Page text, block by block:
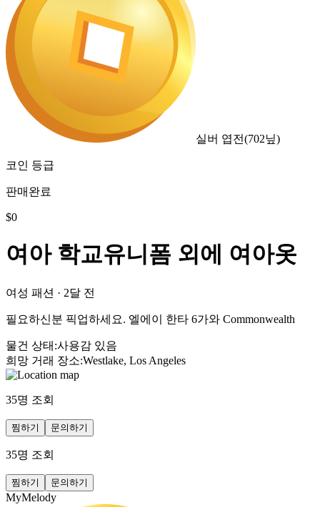
실버 엽전(702닢)
코인 등급
판매완료
$0
여아 학교유니폼 외에 여아옷
여성 패션 · 2달 전
필요하신분 픽업하세요. 엘에이 한타 6가와 Commonwealth
물건 상태 :사용감 있음
희망 거래 장소:Westlake, Los Angeles
35명 조회
찜하기 문의하기
35명 조회
찜하기 문의하기
MyMelody